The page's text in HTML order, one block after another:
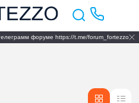
форуме https://t.me/forum_fortezzo